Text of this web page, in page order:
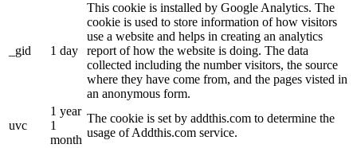
_gid 1 day
This cookie is installed by Google Analytics. The
cookie is used to store information of how visitors
use a website and helps in creating an analytics
report of how the website is doing. The data
collected including the number visitors, the source
where they have come from, and the pages visted in
an anonymous form.
uvc
1 year
1
month
The cookie is set by addthis.com to determine the
usage of Addthis.com service.